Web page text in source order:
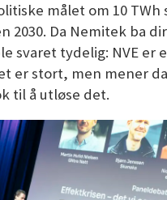
målet om 10 TWh
2030. Da Nemitek ba
svaret tydelig: NVE er
er stort, men mener
til å utløse det.